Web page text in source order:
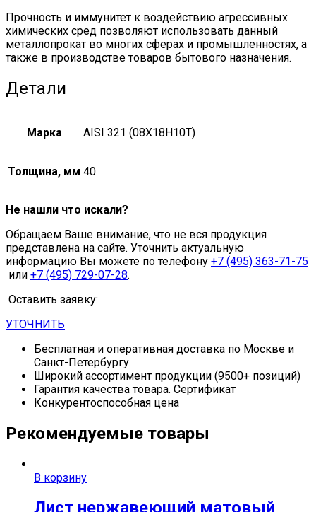
Прочность и иммунитет к воздействию агрессивных
химических сред позволяют использовать данный
металлопрокат во многих сферах и промышленностях, а
также в производстве товаров бытового назначения.
Детали
Марка AISI 321 (08Х18Н10Т)
Толщина, мм 40
Не нашли что искали?
Обращаем Ваше внимание, что не вся продукция
представлена на сайте. Уточнить актуальную
информацию Вы можете по телефону +7 (495) 363-71-75
или +7 (495) 729-07-28.
Оставить заявку:
УТОЧНИТЬ
Бесплатная и оперативная доставка по Москве и
Санкт-Петербургу
Широкий ассортимент продукции (9500+ позиций)
Гарантия качества товара. Сертификат
Конкурентоспособная цена
Рекомендуемые товары
В корзину